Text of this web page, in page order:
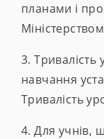
планами і
3. Тривалість
навчання
Тривалість
4. Для учнів,